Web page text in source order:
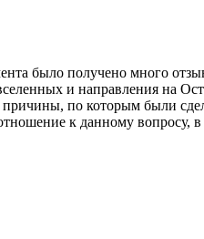
было получено много
и направления на
по которым были
к данному вопросу, в